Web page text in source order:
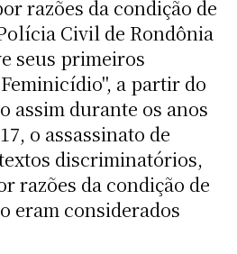
razões da condição de
Civil de Rondônia
seus primeiros
a partir do
assim durante os anos
o assassinato de
discriminatórios,
razões da condição de
eram considerados